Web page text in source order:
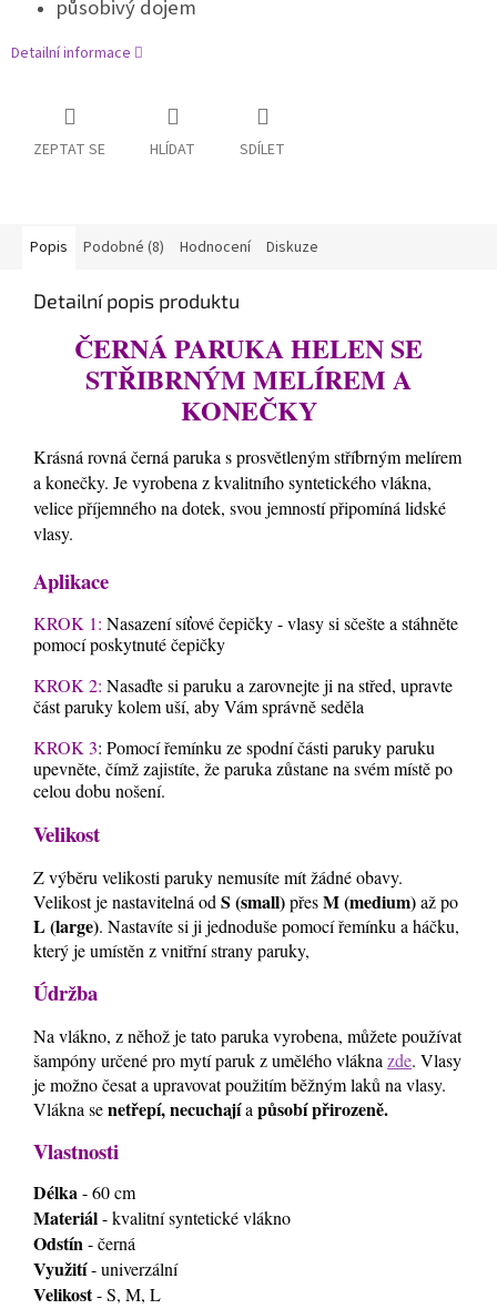
působivý dojem
Detailní informace
ZEPTAT SE HLÍDAT SDÍLET
Popis Podobné (8) Hodnocení Diskuze
Detailní popis produktu
ČERNÁ PARUKA HELEN SE
STŘIBRNÝM MELÍREM A
KONEČKY
Krásná rovná černá paruka s prosvětleným stříbrným melírem
a konečky. Je vyrobena z kvalitního syntetického vlákna,
velice příjemného na dotek, svou jemností připomíná lidské
vlasy.
Aplikace
KROK 1: Nasazení síťové čepičky - vlasy si sčešte a stáhněte
pomocí poskytnuté čepičky
KROK 2: Nasaďte si paruku a zarovnejte ji na střed, upravte
část paruky kolem uší, aby Vám správně seděla
KROK 3: Pomocí řemínku ze spodní části paruky paruku
upevněte, čímž zajistíte, že paruka zůstane na svém místě po
celou dobu nošení.
Velikost
Z výběru velikosti paruky nemusíte mít žádné obavy.
Velikost je nastavitelná od S (small)přesM (medium)až po
L (large). Nastavíte si ji jednoduše pomocí řemínku a háčku,
který je umístěn z vnitřní strany paruky,
Údržba
Na vlákno, z něhož je tato paruka vyrobena, můžete používat
šampóny určené pro mytí paruk z umělého vláknazde. Vlasy
je možno česat a upravovat použitím běžným laků na vlasy.
Vlákna senetřepí, necuchajíapůsobí přirozeně.
Vlastnosti
Délka- 60 cm
Materiál- kvalitní syntetické vlákno
Odstín- černá
Využití- univerzální
Velikost- S, M, L